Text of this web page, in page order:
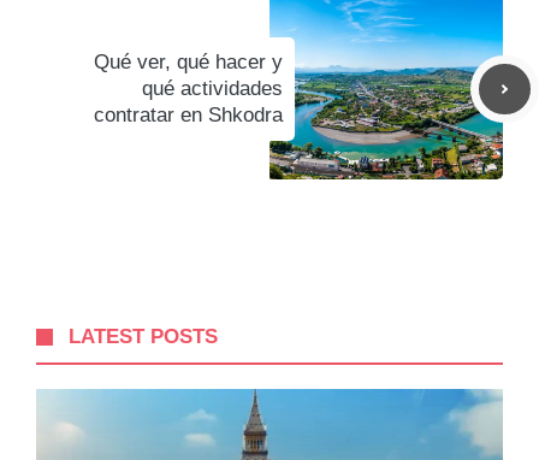
Qué ver, qué hacer y
qué actividades
contratar en Shkodra
LATEST POSTS